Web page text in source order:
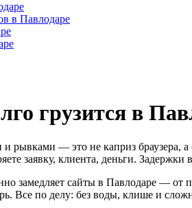
в Павлодаре
грузится в
и рывками — это не каприз браузера,
заявку, клиента, деньги.
замедляет сайты в Павлодаре — от
Все по делу: без воды, клише и